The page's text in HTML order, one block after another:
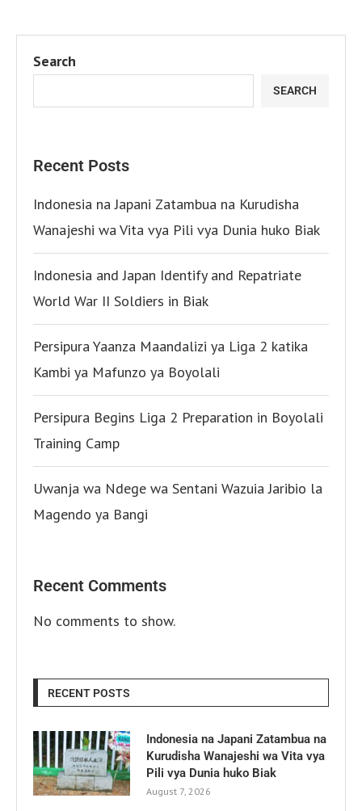
Search
SEARCH
Recent Posts
Indonesia na Japani Zatambua na Kurudisha
Wanajeshi wa Vita vya Pili vya Dunia huko Biak
Indonesia and Japan Identify and Repatriate
World War II Soldiers in Biak
Persipura Yaanza Maandalizi ya Liga 2 katika
Kambi ya Mafunzo ya Boyolali
Persipura Begins Liga 2 Preparation in Boyolali
Training Camp
Uwanja wa Ndege wa Sentani Wazuia Jaribio la
Magendo ya Bangi
Recent Comments
No comments to show.
RECENT POSTS
Indonesia na Japani Zatambua na
Kurudisha Wanajeshi wa Vita vya
Pili vya Dunia huko Biak
August 7, 2026